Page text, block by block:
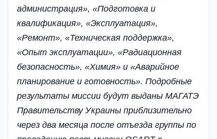
администрация», «Подготовка и
квалификация», «Эксплуатация»,
«Ремонт», «Техническая поддержка»,
«Опыт эксплуатации», «Радиационная
безопасность», «Химия» и «Аварийное
планирование и готовность». Подробные
результаты миссии будут выданы МАГАТЭ
Правительству Украины приблизительно
через два месяца после отъезда группы по